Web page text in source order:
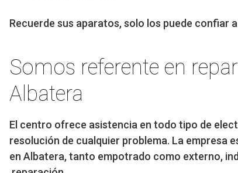
Recuerde sus aparatos, solo los puede confiar
Somos referente en
Albatera
El centro ofrece asistencia en todo tipo de
resolución de cualquier problema. La empresa
en Albatera, tanto empotrado como externo,